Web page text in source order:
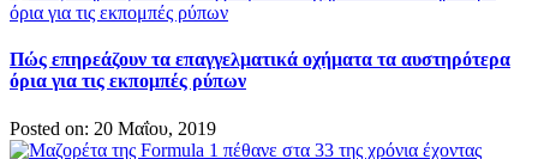
Πώς επηρεάζουν τα επαγγελματικά οχήματα τα αυστηρότερα
όρια για τις εκπομπές ρύπων
Posted on: 20 Μαΐου, 2019